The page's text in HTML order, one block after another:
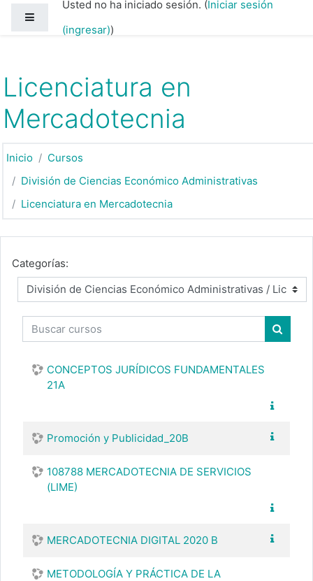
Saltar al contenido principal
Usted no ha iniciado sesión. (Iniciar sesión
(ingresar))
Licenciatura en
Mercadotecnia
Inicio
Cursos
División de Ciencias Económico Administrativas
Licenciatura en Mercadotecnia
Categorías:
Buscar cursos
CONCEPTOS JURÍDICOS FUNDAMENTALES
21A
Promoción y Publicidad_20B
108788 MERCADOTECNIA DE SERVICIOS
(LIME)
MERCADOTECNIA DIGITAL 2020 B
METODOLOGÍA Y PRÁCTICA DE LA